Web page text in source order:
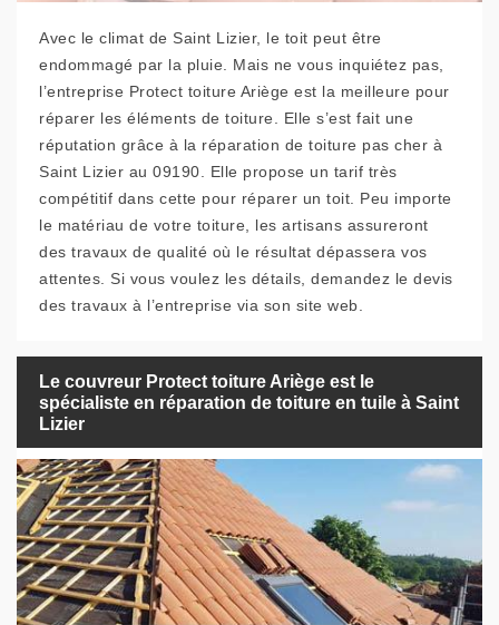
Avec le climat de Saint Lizier, le toit peut être
endommagé par la pluie. Mais ne vous inquiétez pas,
l’entreprise Protect toiture Ariège est la meilleure pour
réparer les éléments de toiture. Elle s’est fait une
réputation grâce à la réparation de toiture pas cher à
Saint Lizier au 09190. Elle propose un tarif très
compétitif dans cette pour réparer un toit. Peu importe
le matériau de votre toiture, les artisans assureront
des travaux de qualité où le résultat dépassera vos
attentes. Si vous voulez les détails, demandez le devis
des travaux à l’entreprise via son site web.
Le couvreur Protect toiture Ariège est le
spécialiste en réparation de toiture en tuile à Saint
Lizier